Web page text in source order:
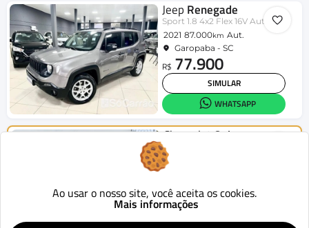
Jeep Renegade
Sport 1.8 4x2 Flex 16V Aut.
2021 87.000km Aut.
Garopaba - SC
R$ 77.900
SIMULAR
WHATSAPP
ChevroletOnix
2015
R$ 46.900
Ao usar o nosso site, você aceita os cookies.
Mais informações